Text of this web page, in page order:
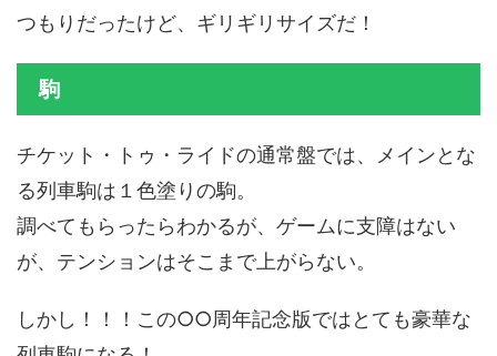
つもりだったけど、ギリギリサイズだ！
駒
チケット・トゥ・ライドの通常盤では、メインとな
る列車駒は１色塗りの駒。
調べてもらったらわかるが、ゲームに支障はない
が、テンションはそこまで上がらない。
しかし！！！この○○周年記念版ではとても豪華な